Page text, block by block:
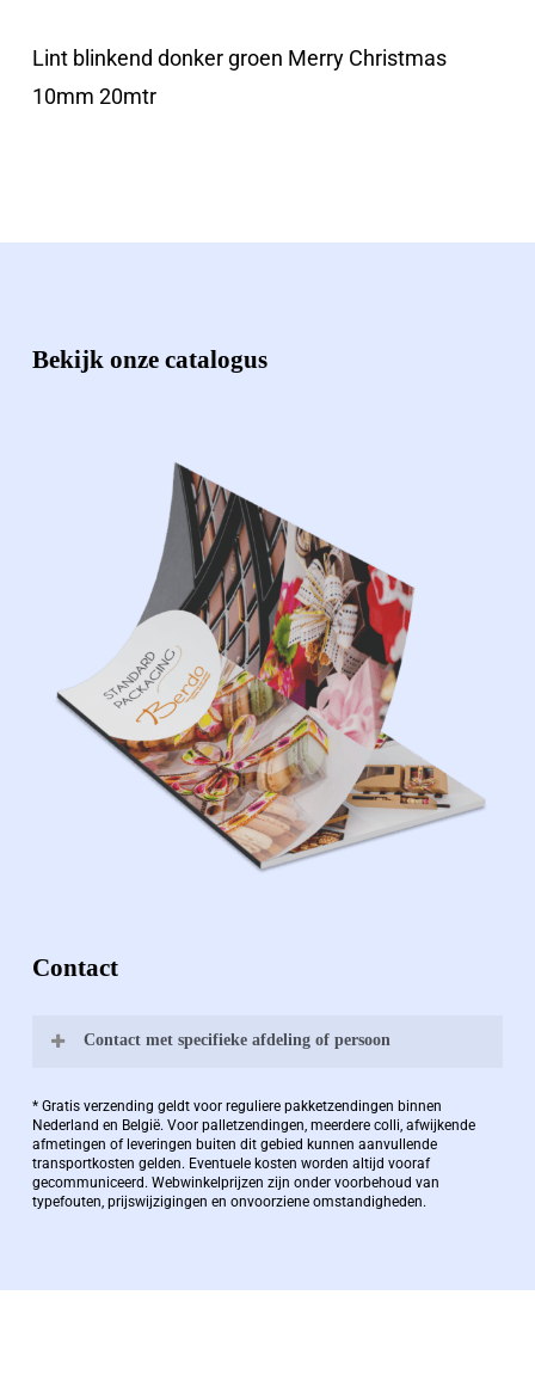
Lint blinkend donker groen Merry Christmas
10mm 20mtr
Bekijk onze catalogus
Contact
Contact met specifieke afdeling of persoon
Bernard Pauwels:
Zaakvoerder Berdo
bernard@berdo.be
* Gratis verzending geldt voor reguliere pakketzendingen binnen
Nederland en België. Voor palletzendingen, meerdere colli, afwijkende
afmetingen of leveringen buiten dit gebied kunnen aanvullende
transportkosten gelden. Eventuele kosten worden altijd vooraf
gecommuniceerd. Webwinkelprijzen zijn onder voorbehoud van
typefouten, prijswijzigingen en onvoorziene omstandigheden.